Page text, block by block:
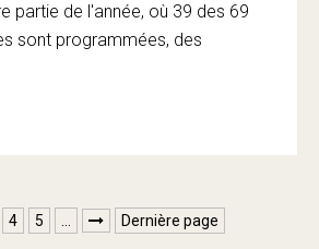
partie de l'année, où 39 des 69
sont programmées, des
4 5  Dernière page